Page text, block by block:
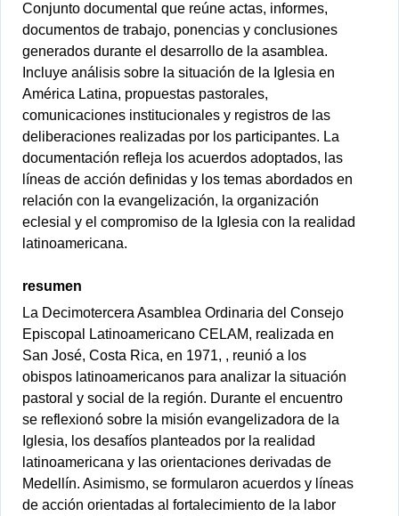
Conjunto documental que reúne actas, informes,
documentos de trabajo, ponencias y conclusiones
generados durante el desarrollo de la asamblea.
Incluye análisis sobre la situación de la Iglesia en
América Latina, propuestas pastorales,
comunicaciones institucionales y registros de las
deliberaciones realizadas por los participantes. La
documentación refleja los acuerdos adoptados, las
líneas de acción definidas y los temas abordados en
relación con la evangelización, la organización
eclesial y el compromiso de la Iglesia con la realidad
latinoamericana.
resumen
La Decimotercera Asamblea Ordinaria del Consejo
Episcopal Latinoamericano CELAM, realizada en
San José, Costa Rica, en 1971, , reunió a los
obispos latinoamericanos para analizar la situación
pastoral y social de la región. Durante el encuentro
se reflexionó sobre la misión evangelizadora de la
Iglesia, los desafíos planteados por la realidad
latinoamericana y las orientaciones derivadas de
Medellín. Asimismo, se formularon acuerdos y líneas
de acción orientadas al fortalecimiento de la labor